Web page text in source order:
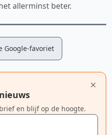
allerminst beter.
Google-favoriet
en blijf op de hoogte.